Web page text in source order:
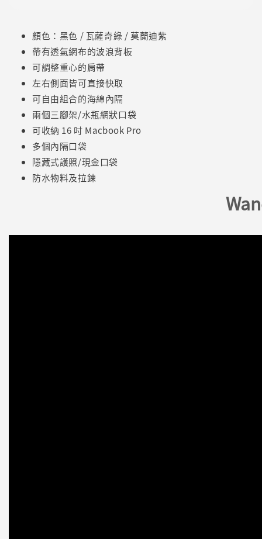
顏色：黑色 / 瓦薩奇綠 / 莫蘭迪紫
帶有透氣網布的波浪背板
可調整重心的肩帶
左右側面皆可直接快取
可自由組合的海綿內隔
兩個三腳架/水瓶網狀口袋
可收納 16 吋 Macbook Pro
多個內隔口袋
隱藏式護照/現金口袋
防水物料及拉鍊